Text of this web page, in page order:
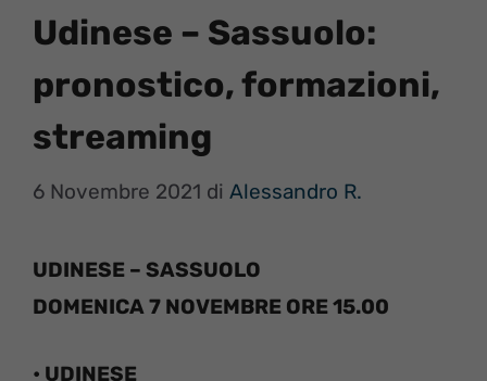
Udinese – Sassuolo:
pronostico, formazioni,
streaming
6 Novembre 2021 di Alessandro R.
UDINESE – SASSUOLO
DOMENICA 7 NOVEMBRE ORE 15.00
• UDINESE